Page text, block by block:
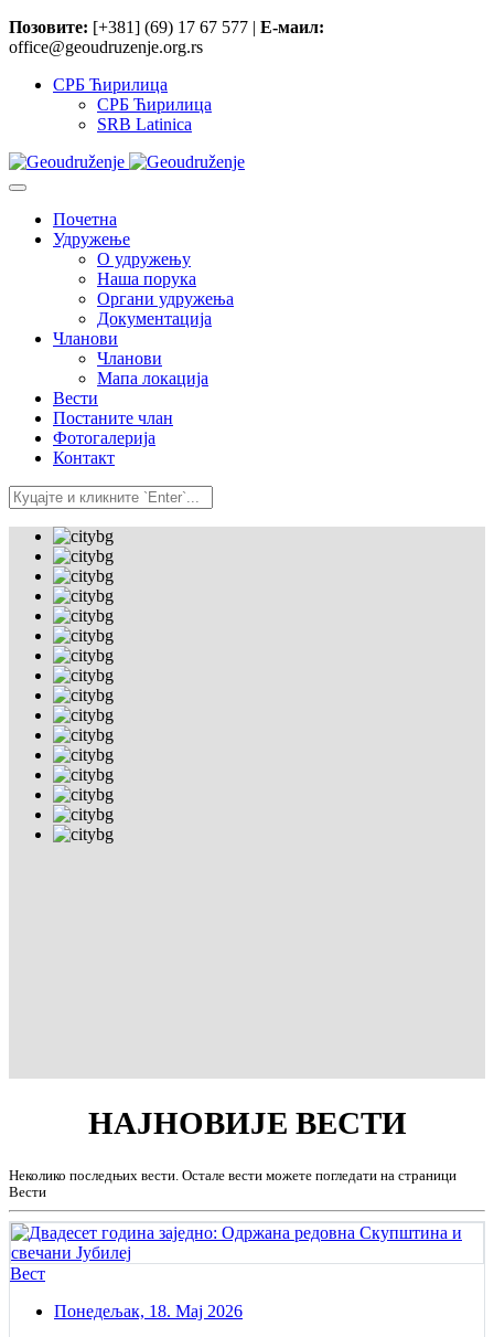
Позовите: [+381] (69) 17 67 577 | Е-маил:
office@geoudruzenje.org.rs
СРБ Ћирилица
СРБ Ћирилица
SRB Latinica
Почетна
Удружење
O удружењу
Наша порука
Органи удружења
Документација
Чланови
Чланови
Мапа локација
Вести
Постаните члан
Фотогалерија
Контакт
НАЈНОВИЈЕ ВЕСТИ
Неколико последњих вести. Остале вести можете погледати на страници
Вести
Вест
Понедељак, 18. Мај 2026